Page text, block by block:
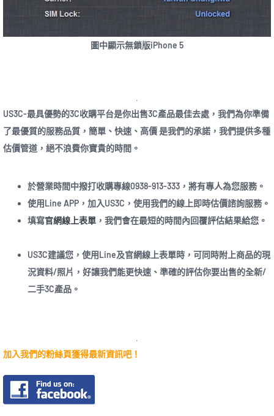
圖中顯示無鎖版iPhone 5
US3C-最具優勢的3C收購平台是你出售3C產品最佳去處，我們為你準備
了最優質的服務品質，簡單、快速、高價 是我們的承諾，我們提供多種
估價管道，絕不浪費你寶貴的時間。
於營業時間中撥打收購專線0938-913-333，將有專人為您服務。
使用Line APP，加入US3C，使用我們的線上即時估價諮詢服務。
填寫官網線上表單 ，我們會在最短的時間內回覆評估結果給您。
US3C建議您，使用Line及官網線上表單時，可同時附上商品的現
況資料/照片，好讓我們能更快速、準確的評估你要出售的全新/
二手3C產品。
加入我們的粉絲頁獲得最新資訊吧！